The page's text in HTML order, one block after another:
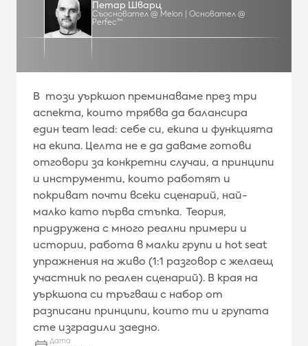
Петар Шварц
Съосновател @ Melon | Основател @
Perfec™
В този уъркшоп преминаваме през три
аспекта, които трябва да балансира
един team lead: себе си, екипа и функцията
на екипа. Целта не е да даваме готови
отговори за конкретни случаи, а принципи
и инструменти, които работят и
покриват почти всеки сценарий, най-
малко като първа стъпка. Теория,
придружена с много реални примери и
истории, работа в малки групи и hot seat
упражнения на живо (1:1 разговор с желаещ
участник по реален сценарий). В края на
уъркшопа си тръгваш с набор от
разписани принципи, които ти и групата
сте изградили заедно.
Дата